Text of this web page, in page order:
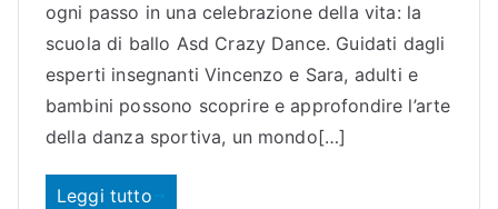
ogni passo in una celebrazione della vita: la
scuola di ballo Asd Crazy Dance. Guidati dagli
esperti insegnanti Vincenzo e Sara, adulti e
bambini possono scoprire e approfondire l’arte
della danza sportiva, un mondo[…]
Leggi tutto